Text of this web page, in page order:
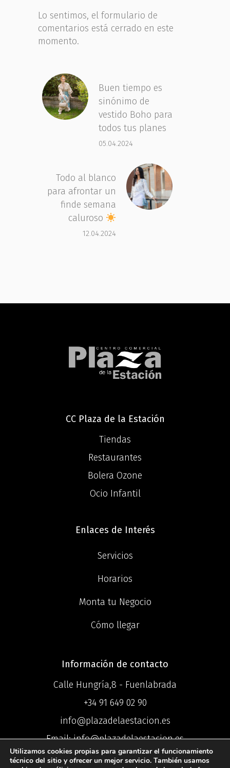
Lo sentimos, el formulario de
comentarios está cerrado en este
momento.
Buen tiempo es
sinónimo de
vestido Boho para
todos tus planes
05.04.2024
Todo al blanco
para afrontar un
finde semana
caluroso
12.04.2024
CC Plaza de la Estación
Tiendas
Restaurantes
Bolera Ozone
Ocio Infantil
Enlaces de Interés
Servicios
Horarios
Monta tu Negocio
Cómo llegar
Información de contacto
Calle Hungría,8 - Fuenlabrada
+34 91 649 02 90
info@plazadelaestacion.es
Email: info@plazadelaestacion.es
Utilizamos cookies propias para garantizar el funcionamiento
técnico del sitio y ofrecer un mejor servicio. También usamos